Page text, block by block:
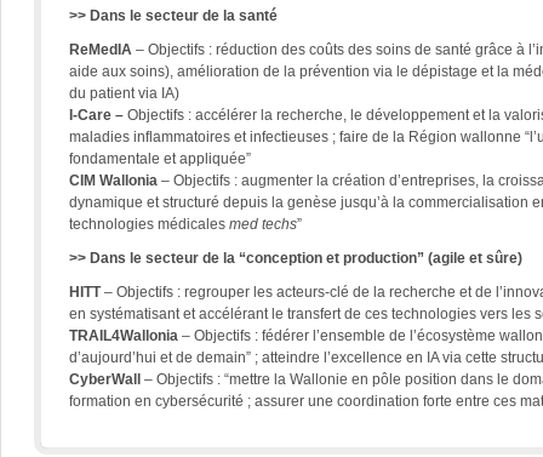
>> Dans le secteur de la santé
ReMedIA – Objectifs : réduction des coûts des soins de santé grâce à
aide aux soins), amélioration de la prévention via le dépistage et la
du patient via IA)
I-Care – Objectifs : accélérer la recherche, le développement et la
maladies inflammatoires et infectieuses ; faire de la Région wallonne
fondamentale et appliquée”
CIM Wallonia – Objectifs : augmenter la création d’entreprises, la
dynamique et structuré depuis la genèse jusqu’à la commercialisation
technologies médicales med techs”
>> Dans le secteur de la “conception et production” (agile et sûre)
HITT– Objectifs : regrouper les acteurs-clé de la recherche et de
en systématisant et accélérant le transfert de ces technologies vers les
TRAIL4Wallonia – Objectifs : fédérer l’ensemble de l’écosystème
d’aujourd’hui et de demain” ; atteindre l’excellence en IA via cette
CyberWall – Objectifs : “mettre la Wallonie en pôle position dans le
formation en cybersécurité ; assurer une coordination forte entre ces